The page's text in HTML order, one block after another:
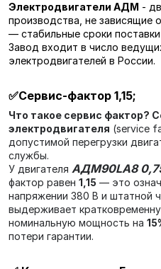
Электродвигатели АДМ -
производства, не зависящие
— стабильные сроки
Завод входит в число
электродвигателей в России.
✅Сервис-фактор 1,15;
Что такое сервис фактор?
электродвигателя (service
допустимой перегрузки
службы.
У двигателя АДМ90LA8
фактор равен 1,15 — это
напряжении 380 В и штатной
выдерживает
номинальную мощность на
потери гарантии.